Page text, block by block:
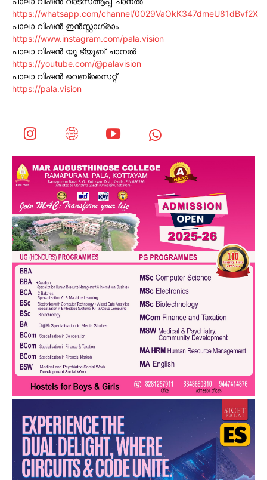
https://whatsapp.com/channel/0029VaOkK347dmeU81dBvf2X
പാലാ വിഷൻ ഇൻസ്റ്റാഗ്രാം
https://www.instagram.com/pala.vision
പാലാ വിഷൻ യൂ ട്യൂബ് ചാനൽ
https://youtube.com/@palavision
പാലാ വിഷൻ വെബ്സൈറ്റ്
https://pala.vision